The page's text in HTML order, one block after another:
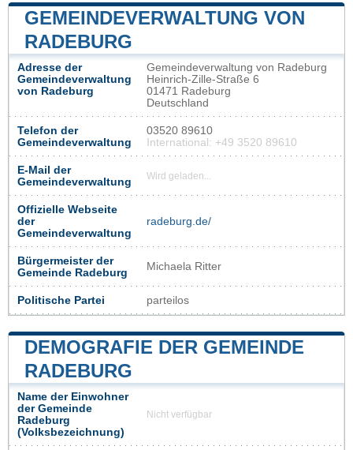
GEMEINDEVERWALTUNG VON
RADEBURG
Adresse der
Gemeindeverwaltung
von Radeburg
Gemeindeverwaltung von Radeburg
Heinrich-Zille-Straße 6
01471 Radeburg
Deutschland
Telefon der
Gemeindeverwaltung
03520 89610
International: +49 3520 89610
E-Mail der
Gemeindeverwaltung
Wird geladen...
Offizielle Webseite
der
Gemeindeverwaltung
radeburg.de/
Bürgermeister der
Gemeinde Radeburg
Michaela Ritter
Politische Partei parteilos
DEMOGRAFIE DER GEMEINDE
RADEBURG
Name der Einwohner
der Gemeinde
Radeburg
(Volksbezeichnung)
Nicht verfügbar